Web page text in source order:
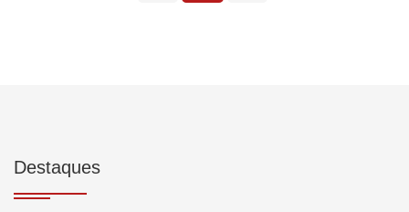
Destaques